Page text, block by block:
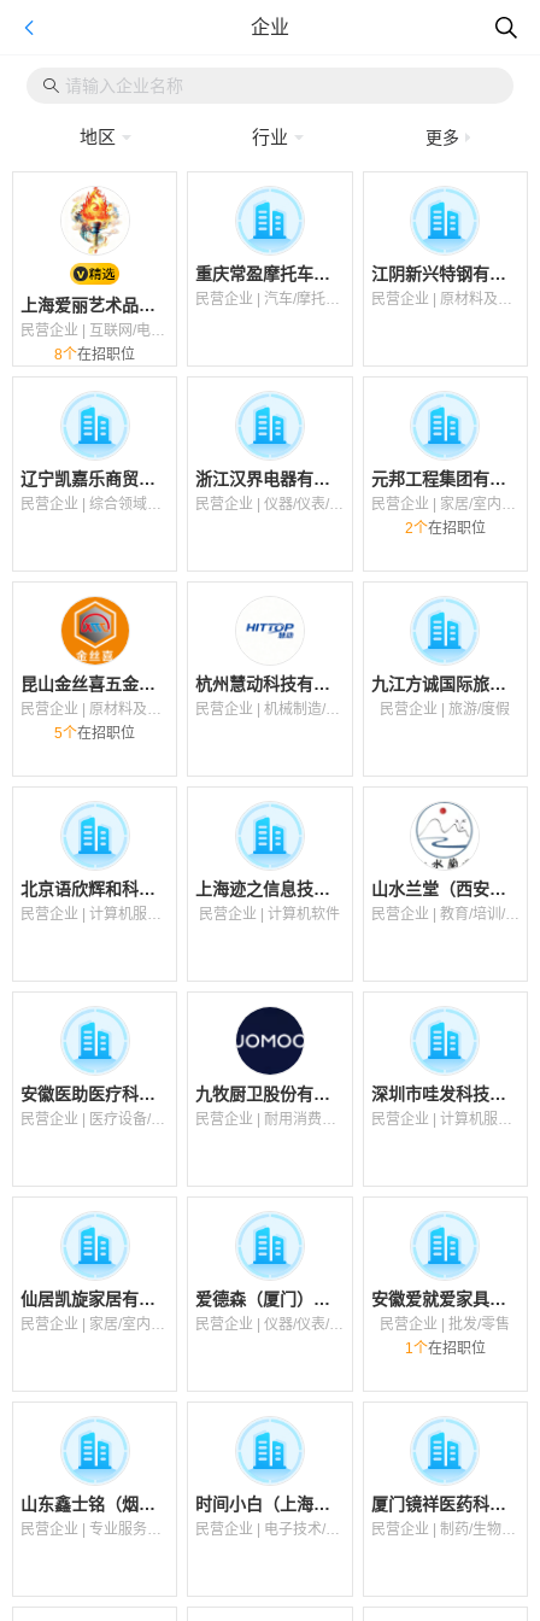
企业
地区 行业 更多
上海爱丽艺术品有限公司
民营企业 | 互联网/电子商务
8个在招职位
重庆常盈摩托车制造有限公司
民营企业 | 汽车/摩托车（制造/维护/配件/销售/服务）
江阴新兴特钢有限公司
民营企业 | 原材料及加工（金属/木材/橡胶/塑料/玻璃/陶瓷/建材）
辽宁凯嘉乐商贸有限公司
民营企业 | 综合领域经营
浙江汉界电器有限公司
民营企业 | 仪器/仪表/工业自动化/电气
元邦工程集团有限公司
民营企业 | 家居/室内设计/装饰装潢
2个在招职位
昆山金丝喜五金制品有限公司
民营企业 | 原材料及加工（金属/木材/橡胶/塑料/玻璃/陶瓷/建材）
5个在招职位
杭州慧动科技有限公司
民营企业 | 机械制造/机电/重工
九江方诚国际旅行社有限公司
民营企业 | 旅游/度假
北京语欣辉和科技咨询服务有限公司
民营企业 | 计算机服务（系统/数据/维护/安全）
上海迹之信息技术有限公司
民营企业 | 计算机软件
山水兰堂（西安）信息技术有限公司
民营企业 | 教育/培训/院校
安徽医助医疗科技有限公司
民营企业 | 医疗设备/器械
九牧厨卫股份有限公司
民营企业 | 耐用消费品（服饰/纺织/皮革/家具）
深圳市哇发科技有限公司
民营企业 | 计算机服务（系统/数据/维护/安全）
仙居凯旋家居有限公司
民营企业 | 家居/室内设计/装饰装潢
爱德森（厦门）电子有限公司
民营企业 | 仪器/仪表/工业自动化/电气
安徽爱就爱家具制造有限公司
民营企业 | 批发/零售
1个在招职位
山东鑫士铭（烟台开发区）律师事务所
民营企业 | 专业服务（财会/法律/翻译/人力资源等）
时间小白（上海）科技有限公司
民营企业 | 电子技术/半导体/集成电路
厦门镜祥医药科技有限公司
民营企业 | 制药/生物工程